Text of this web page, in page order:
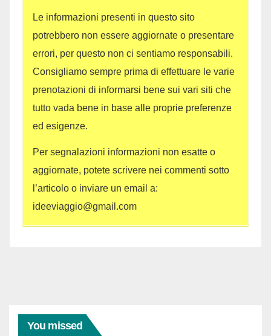
Le informazioni presenti in questo sito
potrebbero non essere aggiornate o presentare
errori, per questo non ci sentiamo responsabili.
Consigliamo sempre prima di effettuare le varie
prenotazioni di informarsi bene sui vari siti che
tutto vada bene in base alle proprie preferenze
ed esigenze.
Per segnalazioni informazioni non esatte o
aggiornate, potete scrivere nei commenti sotto
l’articolo o inviare un email a:
ideeviaggio@gmail.com
You missed